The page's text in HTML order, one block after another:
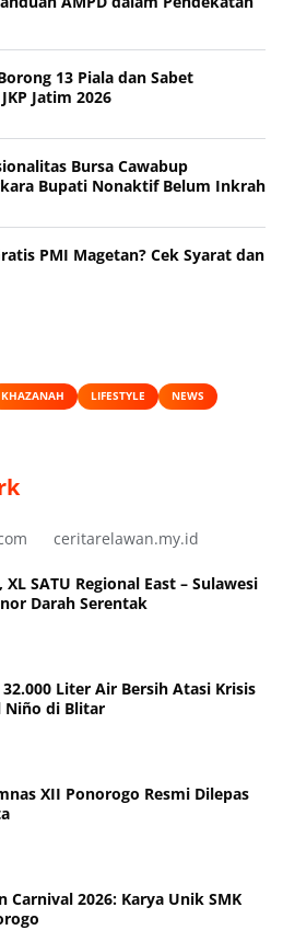
13 Piala dan Sabet
Jatim 2026
Bursa Cawabup
Bupati Nonaktif Belum Inkrah
PMI Magetan? Cek Syarat dan
KHAZANAH LIFESTYLE
NEWS
ceritarelawan.my.id
XL SATU Regional East – Sulawesi
Darah Serentak
Liter Air Bersih Atasi Krisis
Niño di Blitar
XII Ponorogo Resmi Dilepas
Carnival 2026: Karya Unik SMK